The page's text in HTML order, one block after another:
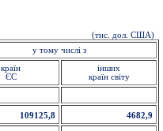
(тис. дол. США)
у тому числі з
країн
ЄС
інших
країн світу
109125,8 4682,9